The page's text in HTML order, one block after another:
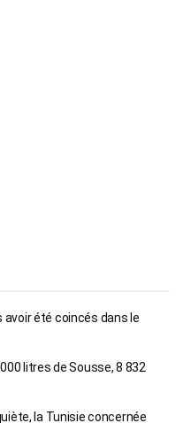
été coincés dans le
litres de Sousse, 8 832
la Tunisie concernée